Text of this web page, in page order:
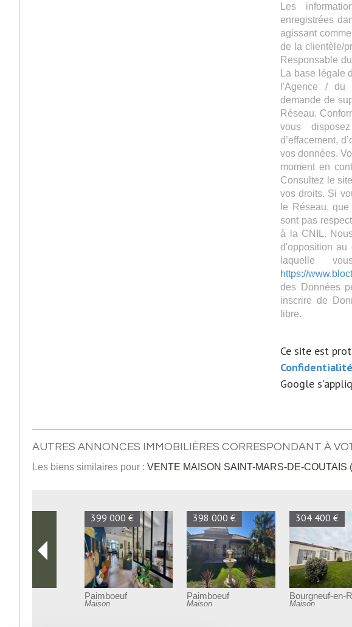
Les
enregistrées
agissant
de la clientèle/
Responsable
La base légale
l'Agence / du
demande de
Réseau.
vous
d’effacement,
vos données.
moment en
Consultez le site
vos droits. Si
le Réseau,
sont pas
à la CNIL.
d'opposition au
laquelle
https://
des Données
inscrire de
libre.
Ce site est
Confidentialité
Google
AUTRES ANNONCES IMMOBILIÈRES CORRESPONDANT À
Les biens similaires pour : VENTE MAISON SAINT-MARS-DE-COUTAIS
358 000 €
Bourgneuf-en-Retz
Maison
394 000 €
La Bernerie-en-Retz
Maison
262 900 €
Bourgneuf-en-
Maison